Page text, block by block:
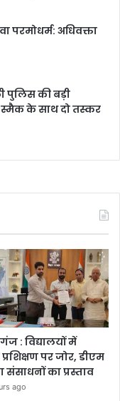
अधिवक्ता
पुलिस की बड़ी
स्मैक के साथ दो तस्कर
: विद्यालयों में
पर जोर, डीएम
संसाधनों का प्रस्ताव
ago